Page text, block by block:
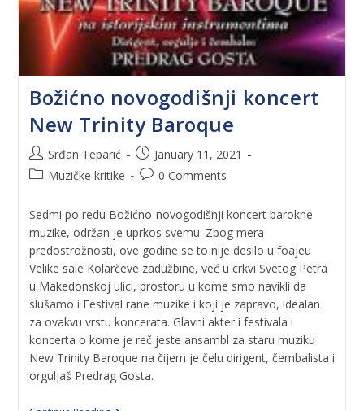
Božićno novogodišnji koncert
New Trinity Baroque
Srđan Teparić
January 11, 2021
Muzičke kritike
0 Comments
Sedmi po redu Božićno-novogodišnji koncert barokne
muzike, održan je uprkos svemu. Zbog mera
predostrožnosti, ove godine se to nije desilo u foajeu
Velike sale Kolarčeve zadužbine, već u crkvi Svetog Petra
u Makedonskoj ulici, prostoru u kome smo navikli da
slušamo i Festival rane muzike i koji je zapravo, idealan
za ovakvu vrstu koncerata. Glavni akter i festivala i
koncerta o kome je reč jeste ansambl za staru muziku
New Trinity Baroque na čijem je čelu dirigent, čembalista i
orguljaš Predrag Gosta.